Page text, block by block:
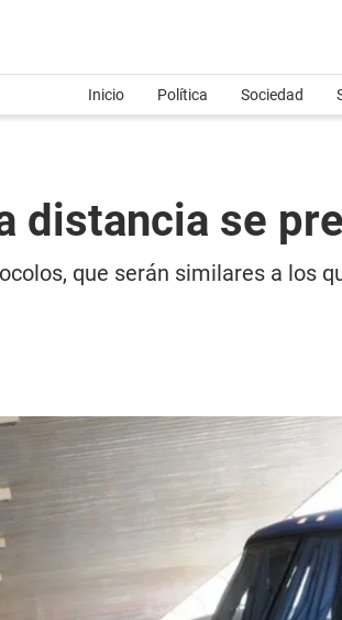
Inicio Política Sociedad
distancia se
que serán similares a los